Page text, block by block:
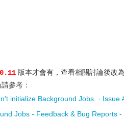
版本才會有，查看相關討論後改
參考：
initialize Background Jobs. · Issue
Jobs - Feedback & Bug Reports -